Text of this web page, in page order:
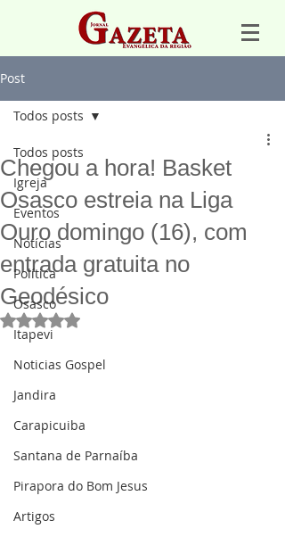
Post
Todos posts
Igreja
Eventos
Notícias
Política
Osasco
Itapevi
Noticias Gospel
Jandira
Carapicuiba
Santana de Parnaíba
Pirapora do Bom Jesus
Artigos
Todos posts
Chegou a hora! Basket
Osasco estreia na Liga
Ouro domingo (16), com
entrada gratuita no
Geodésico
Avaliado com NaN de 5 estrelas.